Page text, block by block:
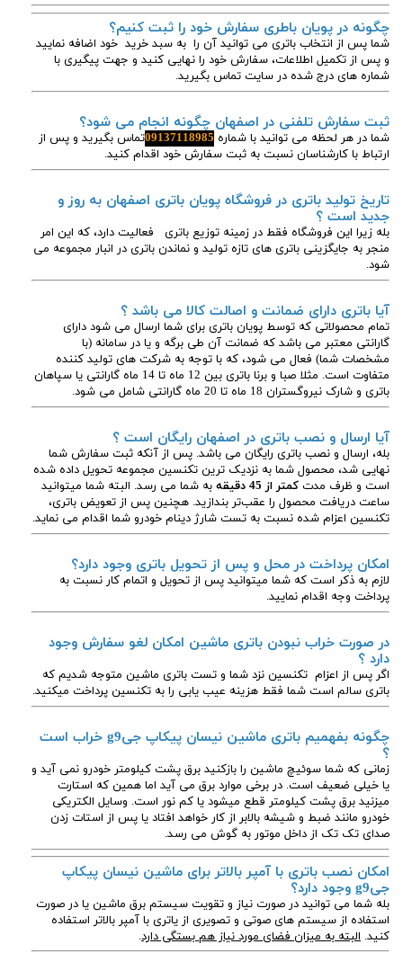
چگونه در پویان باطری سفارش خود را ثبت کنیم؟
شما پس از انتخاب باتری می توانید آن را به سبد خرید خود اضافه نمایید
و پس از تکمیل اطلاعات، سفارش خود را نهایی کنید و جهت پیگیری با
شماره های درج شده در سایت تماس بگیرید.
ثبت سفارش تلفنی در اصفهان چگونه انجام می شود؟
شما در هر لحظه می توانید با شماره 09137118985تماس بگیرید و پس از
ارتباط با کارشناسان نسبت به ثبت سفارش خود اقدام کنید.
تاریخ تولید باتری در فروشگاه پویان باتری اصفهان به روز و
جدید است ؟
بله زیرا این فروشگاه فقط در زمینه توزیع باتری فعالیت دارد، که این امر
منجر به جایگزینی باتری های تازه تولید و نماندن باتری در انبار مجموعه می
شود.
آیا باتری دارای ضمانت و اصالت کالا می باشد ؟
تمام محصولاتی که توسط پویان باتری برای شما ارسال می شود دارای
گارانتی معتبر می باشد که ضمانت آن طی برگه و یا در سامانه (با
مشخصات شما) فعال می شود، که با توجه به شرکت های تولید کننده
متفاوت است. مثلا صبا و برنا باتری بین 12 ماه تا 14 ماه گارانتی یا سپاهان
باتری و شارک نیروگستران 18 ماه تا 20 ماه گارانتی شامل می شود.
آیا ارسال و نصب باتری در اصفهان رایگان است ؟
بله، ارسال و نصب باتری رایگان می باشد. پس از آنکه ثبت سفارش شما
نهایی شد، محصول شما به نزدیک ترین تکنسین مجموعه تحویل داده شده
است و ظرف مدت کمتر از 45 دقیقه
به شما می رسد. البته شما میتوانید
ساعت دریافت محصول را عقب‌تر بندازید. هچنین پس از تعویض باتری،
تکنسین اعزام شده نسبت به تست شارژ دینام خودرو شما اقدام می نماید.
امکان پرداخت در محل و پس از تحویل باتری وجود دارد؟
لازم به ذکر است که شما میتوانید پس از تحویل و اتمام کار نسبت به
پرداخت وجه اقدام نمایید.
در صورت خراب نبودن باتری ماشین امکان لغو سفارش وجود
دارد ؟
اگر پس از اعزام تکنسین نزد شما و تست باتری ماشین متوجه شدیم که
باتری سالم است شما فقط هزینه عیب یابی را به تکنسین پرداخت میکنید.
چگونه بفهمیم باتری ماشین نیسان پیکاپ جیg9 خراب است
؟
زمانی که شما سوئیچ ماشین را بازکنید برق پشت کیلومتر خودرو نمی آید و
یا خیلی ضعیف است. در برخی موارد برق می آید اما همین که استارت
میزنید برق پشت کیلومتر قطع میشود یا کم نور است. وسایل الکتریکی
خودرو مانند ضبط و شیشه بالابر از کار خواهد افتاد یا پس از استات زدن
صدای تک تک از داخل موتور به گوش می رسد.
امکان نصب باتری با آمپر بالاتر برای ماشین نیسان پیکاپ
جیg9 وجود دارد؟
بله شما می توانید در صورت نیاز و تقویت سیستم برق ماشین یا در صورت
استفاده از سیستم های صوتی و تصویری از یاتری با آمپر بالاتر استفاده
کنید. البته به میزان فضای مورد نیاز هم بستگی دارد.